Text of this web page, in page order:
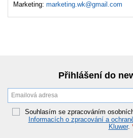
Marketing: marketing.wk@gmail.com
Přihlášení do
Souhlasím se zpracováním
Informacích o zpracování a
Kluwer.